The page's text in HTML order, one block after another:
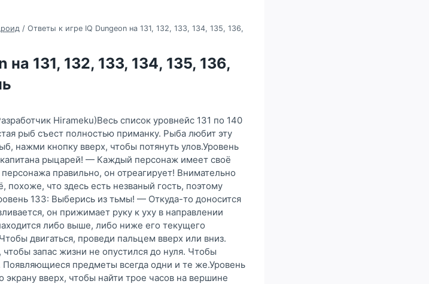
/ Ответы к игре IQ Dungeon на 131, 132, 133, 134, 135, 136,
131, 132, 133, 134, 135, 136,
Hirameku)Весь список уровнейс 131 по 140
рыб съест полностью приманку. Рыба любит эту
нажми кнопку вверх, чтобы потянуть улов.Уровень
рыцарей! — Каждый персонаж имеет своё
правильно, он отреагирует! Внимательно
что здесь есть незваный гость, поэтому
133: Выберись из тьмы! — Откуда-то доносится
он прижимает руку к уху в направлении
либо выше, либо ниже его текущего
двигаться, проведи пальцем вверх или вниз.
запас жизни не опустился до нуля. Чтобы
Появляющиеся предметы всегда одни и те же.Уровень
вверх, чтобы найти трое часов на вершине